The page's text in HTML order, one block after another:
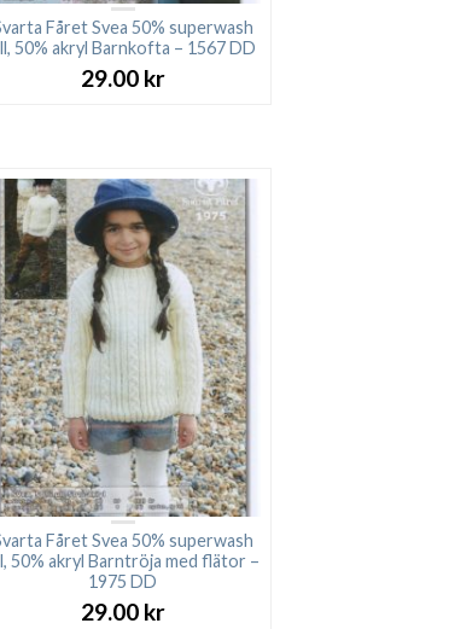
Fåret Svea 50% superwash
50% akryl Barnkofta – 1567 DD
29.00 kr
Fåret Svea 50% superwash
50% akryl Barntröja med flätor –
1975 DD
29.00 kr